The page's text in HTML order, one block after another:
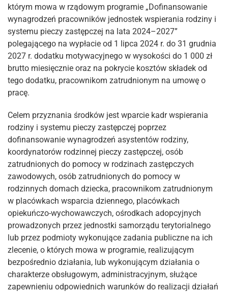
którym mowa w rządowym programie „Dofinansowanie
wynagrodzeń pracowników jednostek wspierania rodziny i
systemu pieczy zastępczej na lata 2024–2027”
polegającego na wypłacie od 1 lipca 2024 r. do 31 grudnia
2027 r. dodatku motywacyjnego w wysokości do 1 000 zł
brutto miesięcznie oraz na pokrycie kosztów składek od
tego dodatku, pracownikom zatrudnionym na umowę o
pracę.
Celem przyznania środków jest wparcie kadr wspierania
rodziny i systemu pieczy zastępczej poprzez
dofinansowanie wynagrodzeń asystentów rodziny,
koordynatorów rodzinnej pieczy zastępczej, osób
zatrudnionych do pomocy w rodzinach zastępczych
zawodowych, osób zatrudnionych do pomocy w
rodzinnych domach dziecka, pracownikom zatrudnionym
w placówkach wsparcia dziennego, placówkach
opiekuńczo-wychowawczych, ośrodkach adopcyjnych
prowadzonych przez jednostki samorządu terytorialnego
lub przez podmioty wykonujące zadania publiczne na ich
zlecenie, o których mowa w programie, realizującym
bezpośrednio działania, lub wykonującym działania o
charakterze obsługowym, administracyjnym, służące
zapewnieniu odpowiednich warunków do realizacji działań